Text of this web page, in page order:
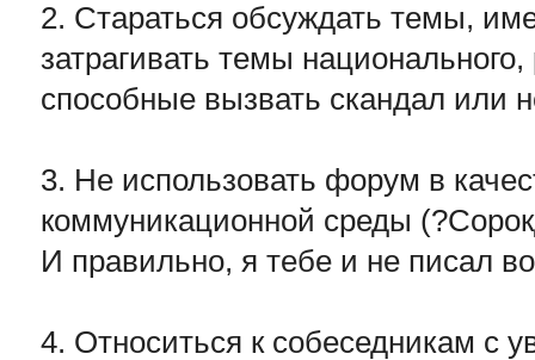
2. Стараться обсуждать темы,
затрагивать темы
способные вызвать скандал или
3. Не использовать форум в
коммуникационной среды
И правильно, я тебе и не писал
4. Относиться к собеседникам с